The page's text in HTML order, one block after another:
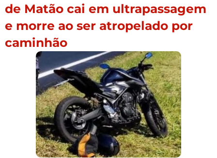
de Matão cai em ultrapassagem
e morre ao ser atropelado por
caminhão